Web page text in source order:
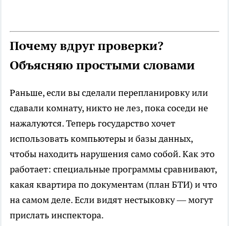
Почему вдруг проверки?
Объясняю простыми словами
Раньше, если вы сделали перепланировку или
сдавали комнату, никто не лез, пока соседи не
нажалуются. Теперь государство хочет
использовать компьютеры и базы данных,
чтобы находить нарушения само собой. Как это
работает: специальные программы сравнивают,
какая квартира по документам (план БТИ) и что
на самом деле. Если видят нестыковку — могут
прислать инспектора.